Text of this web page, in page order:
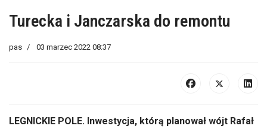
Turecka i Janczarska do remontu
pas 03 marzec 2022 08:37
LEGNICKIE POLE. Inwestycja, którą planował wójt Rafał